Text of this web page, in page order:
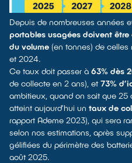
Depuis de nombreuses années
portables usagées doivent
du volume (en tonnes) de
et 2024.
Ce taux doit passer à 63% dès
de collecte en 2 ans), et73%
ambitieux, quand on sait que 25
atteint aujourd’hui un taux de
rapport Ademe 2023), qui sera
selon nos estimations, après
gélifiées du périmètre des
août 2025.